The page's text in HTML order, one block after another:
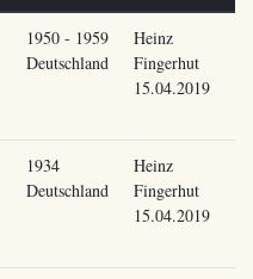
1950 - 1959
Deutschland
Heinz
Fingerhut
15.04.2019
1934
Deutschland
Heinz
Fingerhut
15.04.2019